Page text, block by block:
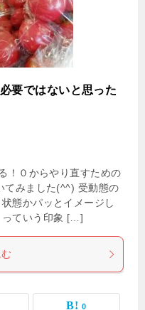
要ではないと思った
！０からやり直すための
てみました(^^) 受動態の
態かパッとイメージし
っていう印象 […]
0